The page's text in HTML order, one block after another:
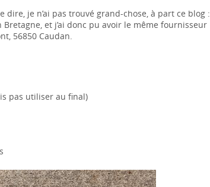
je n’ai pas trouvé grand-chose, à part ce blog :
et j’ai donc pu avoir le même fournisseur
56850 Caudan.
pas utiliser au final)